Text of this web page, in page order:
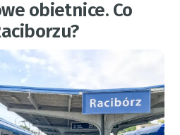
obietnice. Co